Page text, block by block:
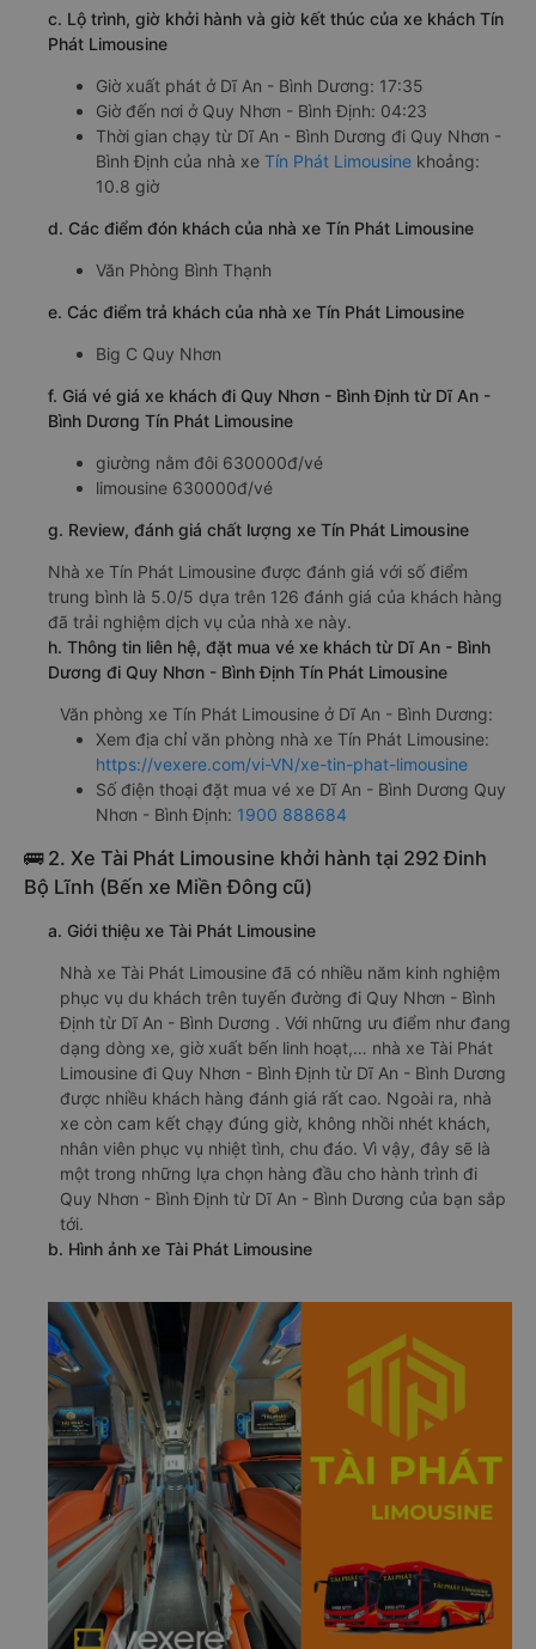
c. Lộ trình, giờ khởi hành và giờ kết thúc của xe khách Tín
Phát Limousine
Giờ xuất phát ở Dĩ An - Bình Dương: 17:35
Giờ đến nơi ở Quy Nhơn - Bình Định: 04:23
Thời gian chạy từ Dĩ An - Bình Dương đi Quy Nhơn -
Bình Định của nhà xe Tín Phát Limousine khoảng:
10.8 giờ
d. Các điểm đón khách của nhà xe Tín Phát Limousine
Văn Phòng Bình Thạnh
e. Các điểm trả khách của nhà xe Tín Phát Limousine
Big C Quy Nhơn
f. Giá vé giá xe khách đi Quy Nhơn - Bình Định từ Dĩ An -
Bình Dương Tín Phát Limousine
giường nằm đôi 630000đ/vé
limousine 630000đ/vé
g. Review, đánh giá chất lượng xe Tín Phát Limousine
Nhà xe Tín Phát Limousine được đánh giá với số điểm
trung bình là 5.0/5 dựa trên 126 đánh giá của khách hàng
đã trải nghiệm dịch vụ của nhà xe này.
h. Thông tin liên hệ, đặt mua vé xe khách từ Dĩ An - Bình
Dương đi Quy Nhơn - Bình Định Tín Phát Limousine
Văn phòng xe Tín Phát Limousine ở Dĩ An - Bình Dương:
Xem địa chỉ văn phòng nhà xe Tín Phát Limousine:
https://vexere.com/vi-VN/xe-tin-phat-limousine
Số điện thoại đặt mua vé xe Dĩ An - Bình Dương Quy
Nhơn - Bình Định: 1900 888684
🚌 2. Xe Tài Phát Limousine khởi hành tại 292 Đinh
Bộ Lĩnh (Bến xe Miền Đông cũ)
a. Giới thiệu xe Tài Phát Limousine
Nhà xe Tài Phát Limousine đã có nhiều năm kinh nghiệm
phục vụ du khách trên tuyến đường đi Quy Nhơn - Bình
Định từ Dĩ An - Bình Dương . Với những ưu điểm như đang
dạng dòng xe, giờ xuất bến linh hoạt,… nhà xe Tài Phát
Limousine đi Quy Nhơn - Bình Định từ Dĩ An - Bình Dương
được nhiều khách hàng đánh giá rất cao. Ngoài ra, nhà
xe còn cam kết chạy đúng giờ, không nhồi nhét khách,
nhân viên phục vụ nhiệt tình, chu đáo. Vì vậy, đây sẽ là
một trong những lựa chọn hàng đầu cho hành trình đi
Quy Nhơn - Bình Định từ Dĩ An - Bình Dương của bạn sắp
tới.
b. Hình ảnh xe Tài Phát Limousine